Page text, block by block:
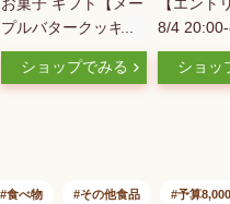
プルバタークッキー
32枚入】 個包装 ス
イーツ ギフト クッ
愛い おしゃれ 退職
ショップでみる
8/4
1:59】お
ーフィナ
い お礼
ショッ
食べ物 その他食品 予算